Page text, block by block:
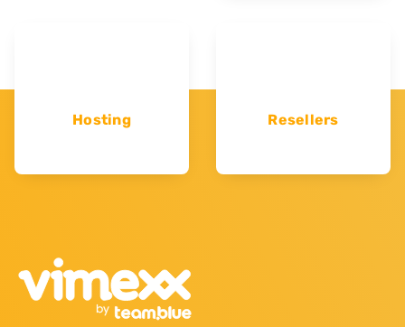
Hosting Resellers